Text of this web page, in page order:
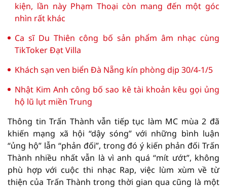
kiện, lần này Phạm Thoại còn mang đến một góc
nhìn rất khác
Ca sĩ Du Thiên công bố sản phẩm âm nhạc cùng
TikToker Đạt Villa
Khách sạn ven biển Đà Nẵng kín phòng dịp 30/4-1/5
Nhật Kim Anh công bố sao kê tài khoản kêu gọi ủng
hộ lũ lụt miền Trung
Thông tin Trấn Thành vẫn tiếp tục làm MC mùa 2 đã
khiến mạng xã hội “dậy sóng” với những bình luận
“ủng hộ” lẫn “phản đối”, trong đó ý kiến phản đối Trấn
Thành nhiều nhất vẫn là vì anh quá “mít ướt”, không
phù hợp với cuộc thi nhạc Rap, việc lùm xùm về từ
thiện của Trấn Thành trong thời gian qua cũng là một